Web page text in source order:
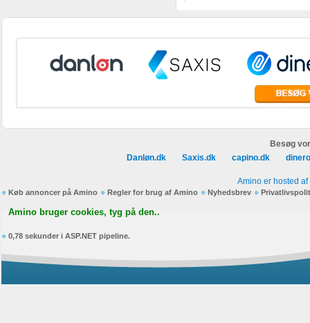
Besøg
Danløn.dk
Saxis.dk capino.dk
Amino er hosted af
Køb annoncer på Amino Regler for brug af Amino Nyhedsbrev
Amino bruger cookies, tyg på den..
0,78 sekunder i ASP.NET pipeline.